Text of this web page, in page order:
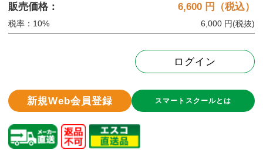
販売価格： 6,600 円（税込）
税率：10% 6,000 円(税抜)
ログイン
新規Web会員登録 スマートスクールとは